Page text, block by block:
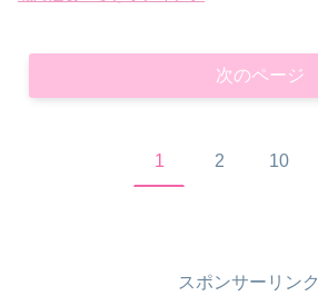
次のページ
1 2 10
スポンサーリンク